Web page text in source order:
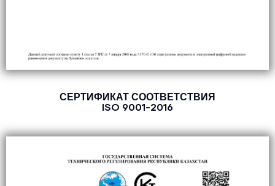
СЕРТИФИКАТ СООТВЕТСТВИЯ
ISO 9001-2016